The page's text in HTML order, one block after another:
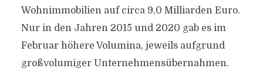
Wohnimmobilien auf circa 9,0 Milliarden Euro.
Nur in den Jahren 2015 und 2020 gab es im
Februar höhere Volumina, jeweils aufgrund
großvolumiger Unternehmensübernahmen.